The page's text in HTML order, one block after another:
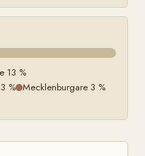
13 %
% Mecklenburgare 3 %